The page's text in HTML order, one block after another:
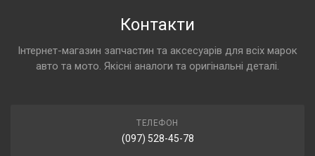
Контакти
Інтернет-магазин запчастин та аксесуарів для всіх марок
авто та мото. Якісні аналоги та оригінальні деталі.
ТЕЛЕФОН
(097) 528-45-78